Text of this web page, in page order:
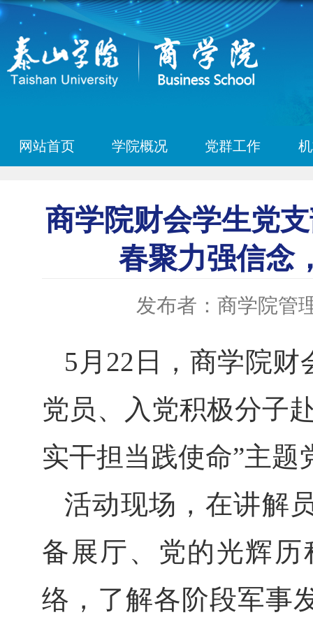
网站首页 学院概况 党群工作
商学院财会学生党
春聚力强信念
发布者：商学院管
5月22日，商学院
党员、入党积极分子
实干担当践使命”主题
活动现场，在讲解
备展厅、党的光辉
络，了解各阶段军事